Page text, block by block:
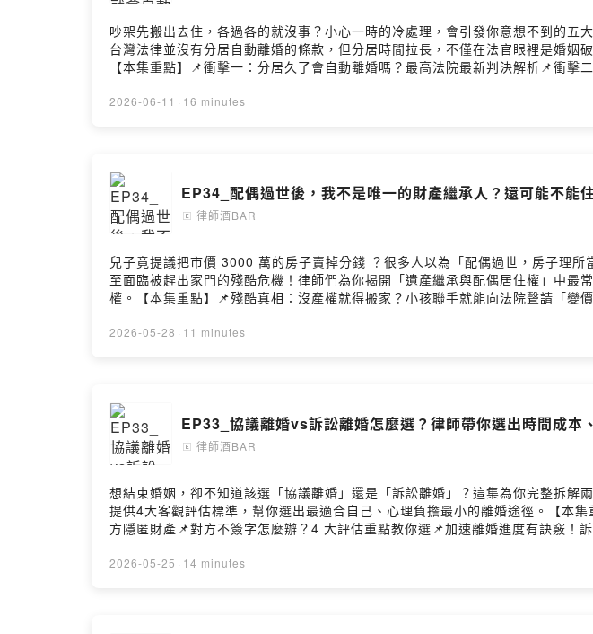
📌 法律輕鬆學，讓你喝著酒也能學會如何防
#律師私房話 #法律不難懂 #權益自保指南#
吵架先搬出去住，各過各的就沒事？小心一時的冷處理，會引發你意想不到的五
台灣法律並沒有分居自動離婚的條款，但分居時間拉長，不僅在法官眼裡是婚姻
【本集重點】📌衝擊一：分居久了會自動離婚嗎？最高法院最新判決解析📌衝
我你對這一集的想法歡迎來信與我們聯繫：lawyerbartalks@gmail.com李珮瑄
2026-06-11 · 16 minutes
EP34_配偶過世後，我不是唯一的財產繼承人？還可能不能
🄴 律師酒BAR
兒子竟提議把市價 3000 萬的房子賣掉分錢 ？很多人以為「配偶過世，房子理
至面臨被趕出家門的殘酷危機！律師們為你揭開「遺產繼承與配偶居住權」中
權。【本集重點】📌殘酷真相：沒產權就得搬家？小孩聯手就能向法院聲請「
對這一集的想法歡迎來信與我們聯繫：lawyerbartalks@gmail.com楊繼証 Ray
2026-05-28 · 11 minutes
EP33_協議離婚vs訴訟離婚怎麼選？律師帶你選出時間成本
🄴 律師酒BAR
想結束婚姻，卻不知道該選「協議離婚」還是「訴訟離婚」？這集為你完整拆
提供4大客觀評估標準，幫你選出最適合自己、心理負擔最小的離婚途徑。【本
方隱匿財產📌對方不簽字怎麼辦？4 大評估重點教你選📌加速離婚進度有訣竅！
Podcast：https://reurl.cc/qY3dNnSpotify：https://reurl.cc/
2026-05-25 · 14 minutes